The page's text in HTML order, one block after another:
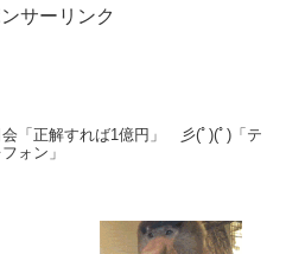
サーリンク
会「正解すれば1億円」 彡(ﾟ)(ﾟ)「テ
ォン」